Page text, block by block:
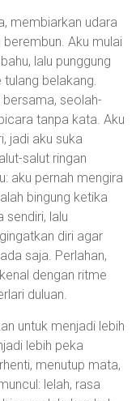
membiarkan udara
Aku mulai
lalu punggung
belakang.
seolah-
tanpa kata. Aku
jadi aku suka
salut ringan
aku pernah mengira
bingung ketika
lalu
diri agar
saja. Perlahan,
dengan ritme
duluan.
untuk menjadi lebih
lebih peka
menutup mata,
lelah, rasa